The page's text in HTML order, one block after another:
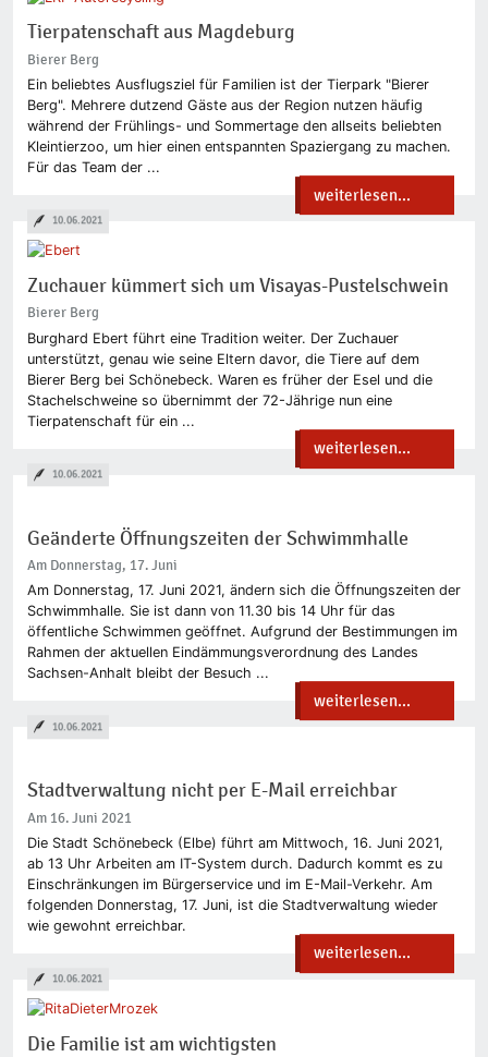
Tierpatenschaft aus Magdeburg
Bierer Berg
Ein beliebtes Ausflugsziel für Familien ist der Tierpark "Bierer
Berg". Mehrere dutzend Gäste aus der Region nutzen häufig
während der Frühlings- und Sommertage den allseits beliebten
Kleintierzoo, um hier einen entspannten Spaziergang zu machen.
Für das Team der ...
weiterlesen...
Zuchauer kümmert sich um Visayas-Pustelschwein
Bierer Berg
Burghard Ebert führt eine Tradition weiter. Der Zuchauer
unterstützt, genau wie seine Eltern davor, die Tiere auf dem
Bierer Berg bei Schönebeck. Waren es früher der Esel und die
Stachelschweine so übernimmt der 72-Jährige nun eine
Tierpatenschaft für ein ...
weiterlesen...
10.06.2021
Geänderte Öffnungszeiten der Schwimmhalle
Am Donnerstag, 17. Juni
Am Donnerstag, 17. Juni 2021, ändern sich die Öffnungszeiten der
Schwimmhalle. Sie ist dann von 11.30 bis 14 Uhr für das
öffentliche Schwimmen geöffnet. Aufgrund der Bestimmungen im
Rahmen der aktuellen Eindämmungsverordnung des Landes
Sachsen-Anhalt bleibt der Besuch ...
weiterlesen...
10.06.2021
Stadtverwaltung nicht per E-Mail erreichbar
Am 16. Juni 2021
Die Stadt Schönebeck (Elbe) führt am Mittwoch, 16. Juni 2021,
ab 13 Uhr Arbeiten am IT-System durch. Dadurch kommt es zu
Einschränkungen im Bürgerservice und im E-Mail-Verkehr. Am
folgenden Donnerstag, 17. Juni, ist die Stadtverwaltung wieder
wie gewohnt erreichbar.
weiterlesen...
10.06.2021
Die Familie ist am wichtigsten
10.06.2021